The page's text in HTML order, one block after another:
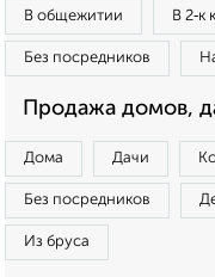
В общежитии В 2‑к
Без посредников
Продажа домов,
Дома Дачи
Без посредников
Из бруса